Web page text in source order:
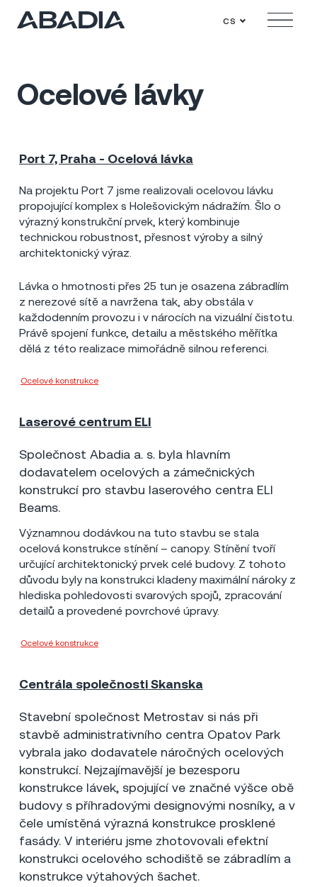
Menu
cs
Ocelové lávky
Port 7, Praha - Ocelová lávka
Na projektu Port 7 jsme realizovali ocelovou lávku
propojující komplex s Holešovickým nádražím. Šlo o
výrazný konstrukční prvek, který kombinuje
technickou robustnost, přesnost výroby a silný
architektonický výraz.
Lávka o hmotnosti přes 25 tun je osazena zábradlím
z nerezové sítě a navržena tak, aby obstála v
každodenním provozu i v nárocích na vizuální čistotu.
Právě spojení funkce, detailu a městského měřítka
dělá z této realizace mimořádně silnou referenci.
Ocelové konstrukce
Laserové centrum ELI
Společnost Abadia a. s. byla hlavním
dodavatelem ocelových a zámečnických
konstrukcí pro stavbu laserového centra ELI
Beams.
Významnou dodávkou na tuto stavbu se stala
ocelová konstrukce stínění – canopy. Stínění tvoří
určující architektonický prvek celé budovy. Z tohoto
důvodu byly na konstrukci kladeny maximální nároky z
hlediska pohledovosti svarových spojů, zpracování
detailů a provedené povrchové úpravy.
Ocelové konstrukce
Centrála společnosti Skanska
Stavební společnost Metrostav si nás při
stavbě administrativního centra Opatov Park
vybrala jako dodavatele náročných ocelových
konstrukcí. Nejzajímavější je bezesporu
konstrukce lávek, spojující ve značné výšce obě
budovy s příhradovými designovými nosníky, a v
čele umístěná výrazná konstrukce prosklené
fasády. V interiéru jsme zhotovovali efektní
konstrukci ocelového schodiště se zábradlím a
konstrukce výtahových šachet.